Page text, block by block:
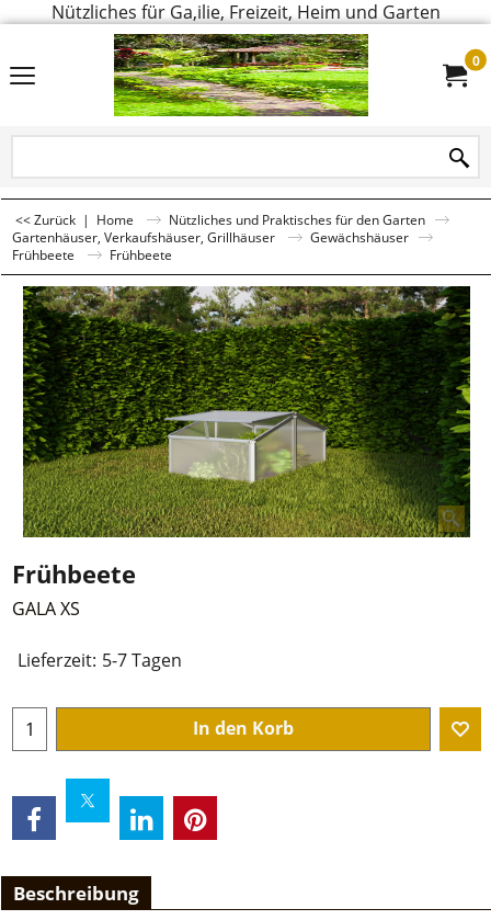
Nützliches für Ga,ilie, Freizeit, Heim und Garten
0
<< Zurück | Home
Nützliches und Praktisches für den Garten
Gartenhäuser, Verkaufshäuser, Grillhäuser
Gewächshäuser
Frühbeete
Frühbeete
Frühbeete
GALA XS
Lieferzeit: 5-7 Tagen
In den Korb
Beschreibung